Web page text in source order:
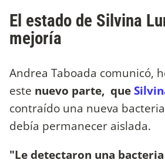
El estado de Silvina
mejoría
Andrea Taboada comunicó,
este nuevo parte, que
contraído una nueva
debía permanecer aislada.
"Le detectaron una